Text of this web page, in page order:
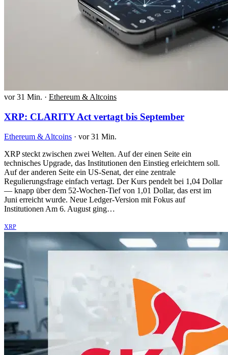
vor 31 Min. · Ethereum & Altcoins
XRP: CLARITY Act vertagt bis September
Ethereum & Altcoins · vor 31 Min.
XRP steckt zwischen zwei Welten. Auf der einen Seite ein
technisches Upgrade, das Institutionen den Einstieg erleichtern soll.
Auf der anderen Seite ein US-Senat, der eine zentrale
Regulierungsfrage einfach vertagt. Der Kurs pendelt bei 1,04 Dollar
— knapp über dem 52-Wochen-Tief von 1,01 Dollar, das erst im
Juni erreicht wurde. Neue Ledger-Version mit Fokus auf
Institutionen Am 6. August ging…
XRP